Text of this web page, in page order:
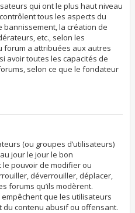
qui ont le plus haut niveau
tous les aspects du
bannissement, la création de
etc., selon les
a attribuées aux autres
avoir toutes les capacités de
selon ce que le fondateur
(ou groupes d’utilisateurs)
jour le jour le bon
pouvoir de modifier ou
déverrouiller, déplacer,
forums qu’ils modèrent.
que les utilisateurs
contenu abusif ou offensant.